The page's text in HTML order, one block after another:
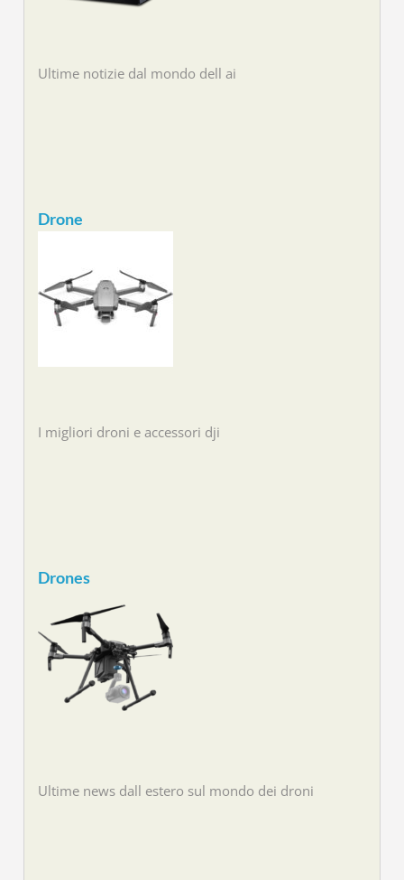
Ultime notizie dal mondo dell ai
Drone
I migliori droni e accessori dji
Drones
Ultime news dall estero sul mondo dei droni